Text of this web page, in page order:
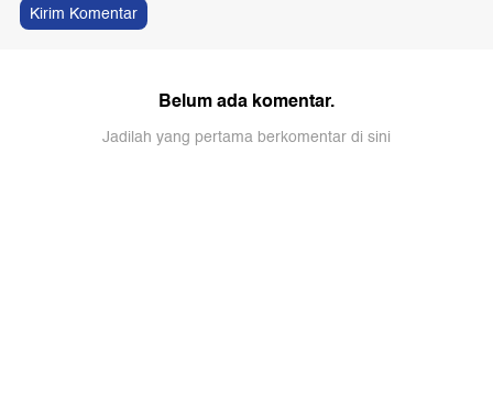
Kirim Komentar
Belum ada komentar.
Jadilah yang pertama berkomentar di sini